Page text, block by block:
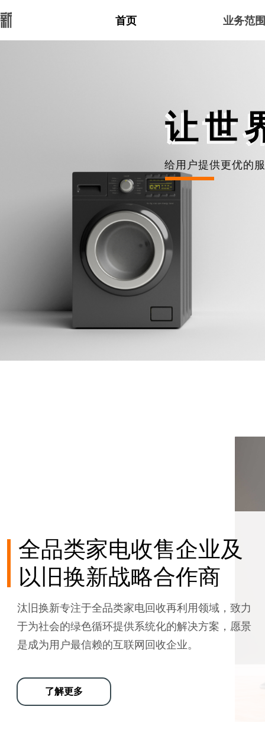
首页 业务范
让世
给用户提供更优的
全品类家电收售企业及
以旧换新战略合作商
汰旧换新专注于全品类家电回收再利用领域，致力
于为社会的绿色循环提供系统化的解决方案，愿景
是成为用户最信赖的互联网回收企业。
了解更多